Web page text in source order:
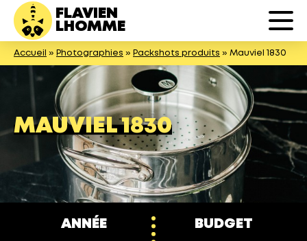
FLAVIEN
LHOMME
Accueil » Photographies » Packshots produits » Mauviel 1830
MAUVIEL 1830
ANNÉE BUDGET